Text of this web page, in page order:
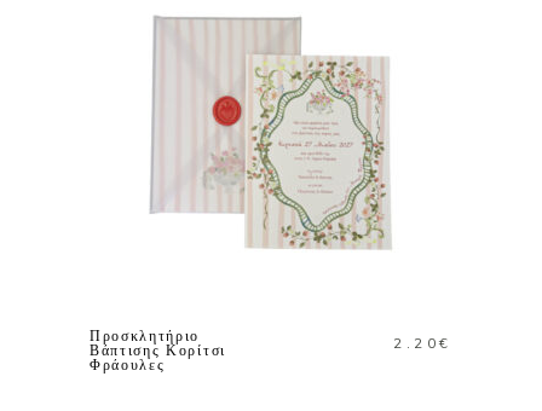
ΠΡΟΣΘΗΚΗ ΣΤΟ
Προσκλητήριο
Βάπτισης Κορίτσι
Φράουλες
2.20€